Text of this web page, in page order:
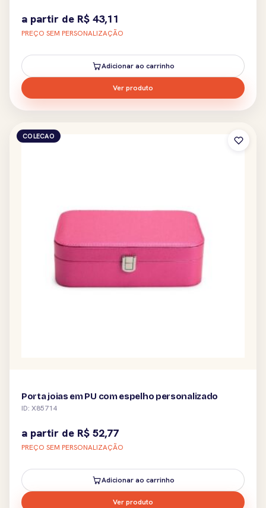
a partir de R$ 43,11
PREÇO SEM PERSONALIZAÇÃO
Adicionar ao carrinho
Ver produto
COLECAO
Porta joias em PU com espelho personalizado
ID: X85714
a partir de R$ 52,77
PREÇO SEM PERSONALIZAÇÃO
Adicionar ao carrinho
Ver produto